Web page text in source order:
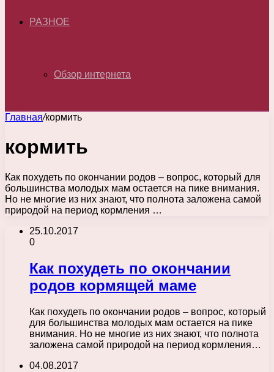
РАЗНОЕ
Обзор интернета
Главная/кормить
кормить
Как похудеть по окончании родов – вопрос, который для
большинства молодых мам остается на пике внимания.
Но не многие из них знают, что полнота заложена самой
природой на период кормления …
25.10.2017
0
Как похудеть по окончании
родов кормящей маме
Как похудеть по окончании родов – вопрос, который
для большинства молодых мам остается на пике
внимания. Но не многие из них знают, что полнота
заложена самой природой на период кормления…
04.08.2017